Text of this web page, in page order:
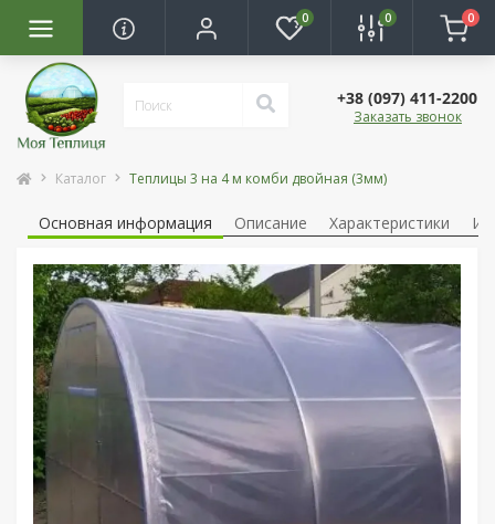
0 0 0
+38 (097) 411-2200
Заказать звонок
Каталог Теплицы 3 на 4 м комби двойная (3мм)
Основная информация Описание Характеристики